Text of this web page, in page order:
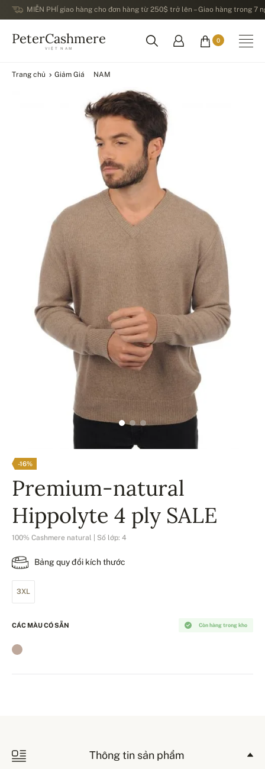
MIỄN PHÍ giao hàng cho đơn hàng từ 250$ trở lên – Giao hàng trong 7
PeterCashmere
VIỆT NAM
0
Trang chủ Giảm Giá NAM
-16%
Premium-natural
Hippolyte 4 ply SALE
100% Cashmere natural | Số lớp: 4
Bảng quy đổi kích thước
3XL
Còn hàng trong kho
CÁC MÀU CÓ SẴN
Thông tin sản phẩm